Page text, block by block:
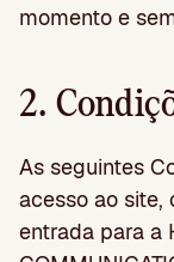
momento e
2.
As seguintes
acesso ao
entrada para a